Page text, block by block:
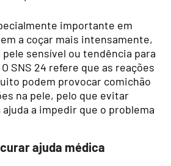
importante em
a coçar mais intensamente,
sensível ou tendência para
SNS 24 refere que as reações
podem provocar comichão
na pele, pelo que evitar
a impedir que o problema
ajuda médica